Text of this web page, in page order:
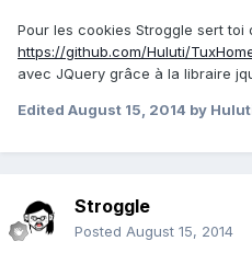
Pour les cookies Stroggle sert toi
https://github.com/Huluti/
avec JQuery grâce à la libraire
Edited August 15, 2014 by
Stroggle
Posted August 15, 2014